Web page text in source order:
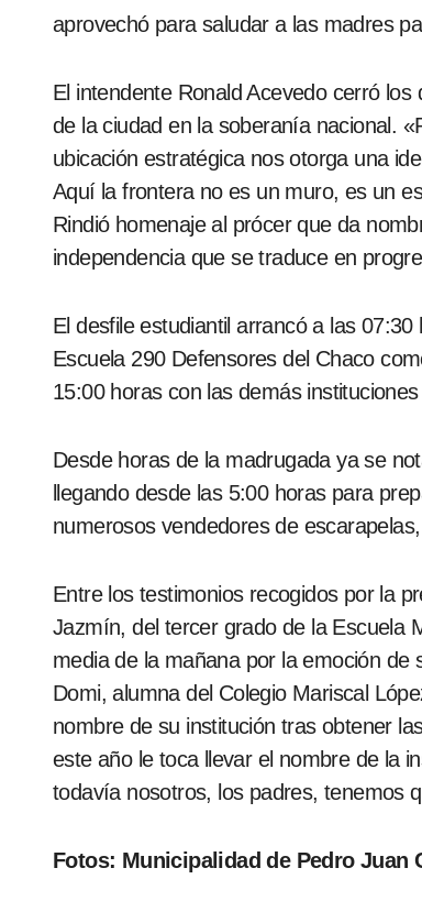
aprovechó para saludar a las madres
El intendente Ronald Acevedo cerró los discursos destacando el valor histórico de la fecha y el rol
de la ciudad en la soberanía nacional.
ubicación estratégica nos otorga una
Aquí la frontera no es un muro, es un
Rindió homenaje al prócer que da
independencia que se traduce en
El desfile estudiantil arrancó a las 07:30 horas sobre la avenida Carlos Antonio López con la
Escuela 290 Defensores del Chaco
15:00 horas con las demás
Desde horas de la madrugada ya se
llegando desde las 5:00 horas para
numerosos vendedores de
Entre los testimonios recogidos por la prensa local destacaron el de la señora Raquel, cuya hija
Jazmín, del tercer grado de la Escuela
media de la mañana por la emoción de
Domi, alumna del Colegio Mariscal
nombre de su institución tras obtener
este año le toca llevar el nombre de la
todavía nosotros, los padres, tenemos
Fotos: Municipalidad de Pedro Juan